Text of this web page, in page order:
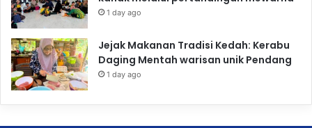
1 day ago
Jejak Makanan Tradisi Kedah: Kerabu
Daging Mentah warisan unik Pendang
1 day ago